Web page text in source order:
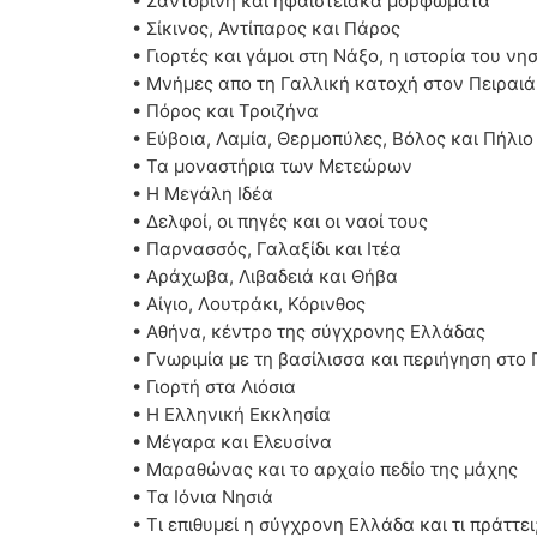
• Σίκινος, Αντίπαρος και Πάρος
• Γιορτές και γάμοι στη Νάξο, η ιστορία του
• Μνήμες απο τη Γαλλική κατοχή στον Πειραιά
• Πόρος και Τροιζήνα
• Εύβοια, Λαμία, Θερμοπύλες, Βόλος και Πήλιο
• Τα μοναστήρια των Μετεώρων
• Η Μεγάλη Ιδέα
• Δελφοί, οι πηγές και οι ναοί τους
• Παρνασσός, Γαλαξίδι και Ιτέα
• Αράχωβα, Λιβαδειά και Θήβα
• Αίγιο, Λουτράκι, Κόρινθος
• Αθήνα, κέντρο της σύγχρονης Ελλάδας
• Γνωριμία με τη βασίλισσα και περιήγηση στο
• Γιορτή στα Λιόσια
• Η Ελληνική Εκκλησία
• Μέγαρα και Ελευσίνα
• Μαραθώνας και το αρχαίο πεδίο της μάχης
• Τα Ιόνια Νησιά
• Τι επιθυμεί η σύγχρονη Ελλάδα και τι πράττει;